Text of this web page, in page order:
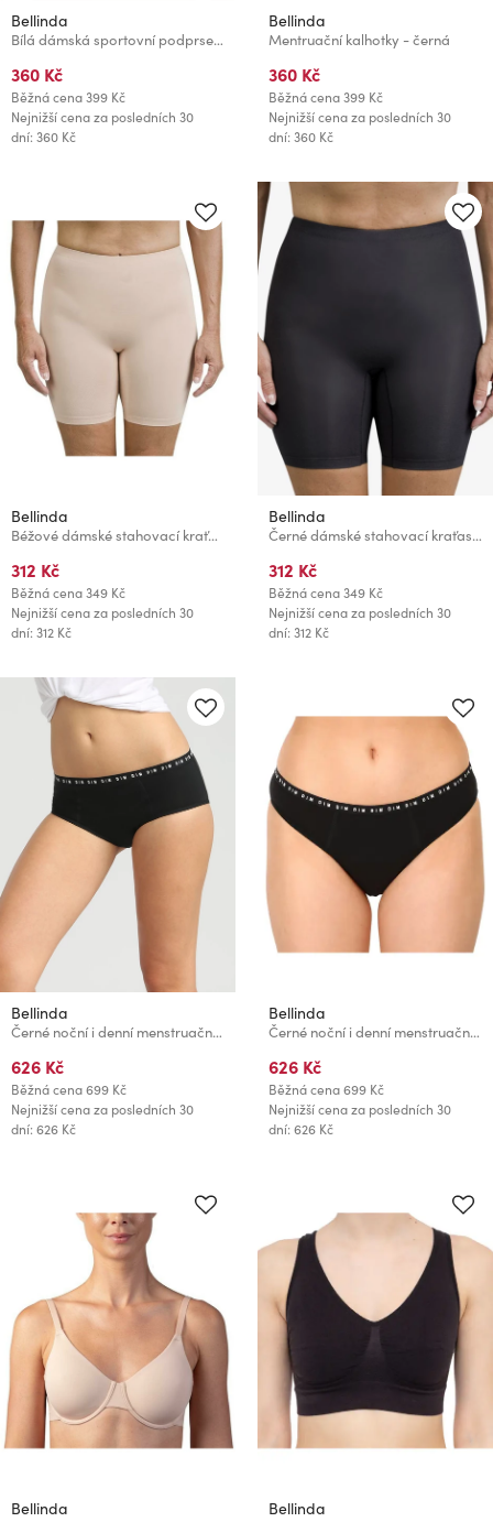
Bellinda
Bílá dámská sportovní podprsenka Bellinda EASY BRA
360 Kč
Běžná cena399 Kč
Nejnižší cena za posledních 30
dní: 360 Kč
Bellinda
Mentruační kalhotky - černá
360 Kč
Běžná cena399 Kč
Nejnižší cena za posledních 30
dní: 360 Kč
Bellinda
Béžové dámské stahovací kraťasy Bellinda BAMBUS COMFORT SHORTS
312 Kč
Běžná cena349 Kč
Nejnižší cena za posledních 30
dní: 312 Kč
Bellinda
Černé dámské stahovací kraťasy Bellinda BAMBUS COMFORT SHORTS
312 Kč
Běžná cena349 Kč
Nejnižší cena za posledních 30
dní: 312 Kč
Bellinda
Černé noční i denní menstruační kalhotky Bellinda MENSTRUAL BOXER STRONG
626 Kč
Běžná cena699 Kč
Nejnižší cena za posledních 30
dní: 626 Kč
Bellinda
Černé noční i denní menstruační kalhotky Bellinda MENSTRUAL SLIP STRONG
626 Kč
Běžná cena699 Kč
Nejnižší cena za posledních 30
dní: 626 Kč
Bellinda Bellinda